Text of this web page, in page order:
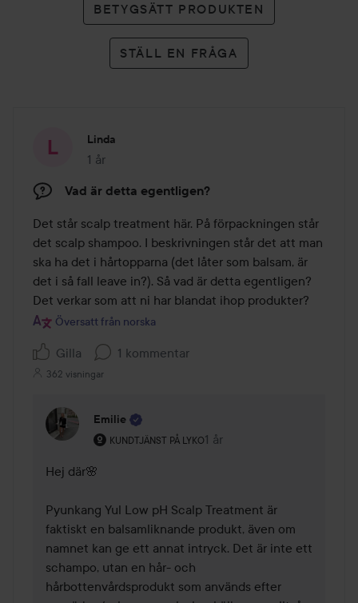
BETYGSÄTT PRODUKTEN
STÄLL EN FRÅGA
Linda
1 år
Inlägget skapades 1 år
Vad är detta egentligen?
Det står scalp treatment här. På förpackningen står
det scalp shampoo. I beskrivningen står det att man
ska ha det i hårtopparna (det låter som balsam, är
det i så fall leave in?). Så vad är detta egentligen?
Det verkar som att ni har blandat ihop produkter?
Översatt från norska
Gilla 1 kommentar
362 visningar
Emilie
KUNDTJÄNST PÅ LYKO
Användarens roll: Kundtjänst på Lyko.
1 år
Kommentaren lades 1 år
Hej där🌸
Pyunkang Yul Low pH Scalp Treatment är
faktiskt en balsamliknande produkt, även om
namnet kan ge ett annat intryck. Det är inte ett
schampo, utan en hår- och
hårbottenvårdsprodukt som används efter